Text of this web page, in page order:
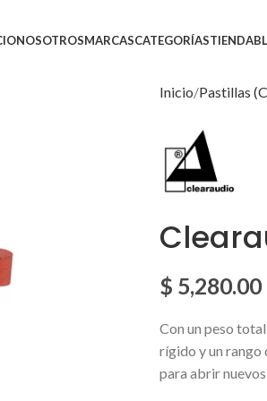
NOSOTROSMARCASCATEGORÍASTIENDA
Inicio Pastillas
$ 5,280.00
Con un peso
rígido y un rango
para abrir